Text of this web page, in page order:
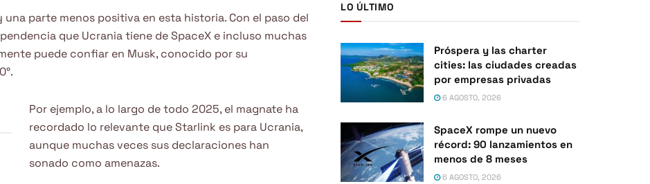
parte menos positiva en esta historia. Con el paso del
que Ucrania tiene de SpaceX e incluso muchas
puede confiar en Musk, conocido por su
Por ejemplo, a lo largo de todo 2025, el magnate ha
recordado lo relevante que Starlink es para Ucrania,
aunque muchas veces sus declaraciones han
sonado como amenazas.
LO ÚLTIMO
Próspera y las charter
cities: las ciudades creadas
por empresas privadas
6 AGOSTO, 2026
SpaceX rompe un nuevo
récord: 90 lanzamientos en
menos de 8 meses
6 AGOSTO, 2026